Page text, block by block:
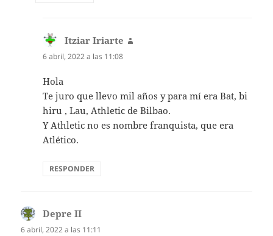
Itziar Iriarte
6 abril, 2022 a las 11:08
Hola
Te juro que llevo mil años y para mí era Bat, bi
hiru , Lau, Athletic de Bilbao.
Y Athletic no es nombre franquista, que era
Atlético.
RESPONDER
Depre II
6 abril, 2022 a las 11:11